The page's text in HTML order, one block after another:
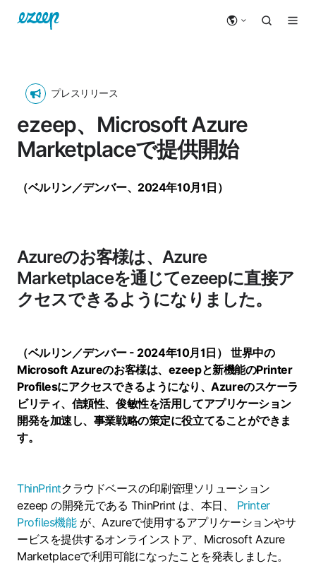
プレスリリース
ezeep、Microsoft Azure
Marketplaceで提供開始
（ベルリン／デンバー、2024年10月1日）
Azureのお客様は、Azure
Marketplaceを通じてezeepに直接ア
クセスできるようになりました。
（ベルリン／デンバー - 2024年10月1日）
世界中の
Microsoft Azureのお客様は、ezeepと新機能のPrinter
Profilesにアクセスできるようになり、Azureのスケーラ
ビリティ、信頼性、俊敏性を活用してアプリケーション
開発を加速し、事業戦略の策定に役立てることができま
す。
ThinPrintクラウドベースの印刷管理ソリューション
ezeep の開発元である ThinPrint は、本日、 Printer
Profiles機能が、Azureで使用するアプリケーションやサ
ービスを提供するオンラインストア、Microsoft Azure
Marketplaceで利用可能になったことを発表しました。